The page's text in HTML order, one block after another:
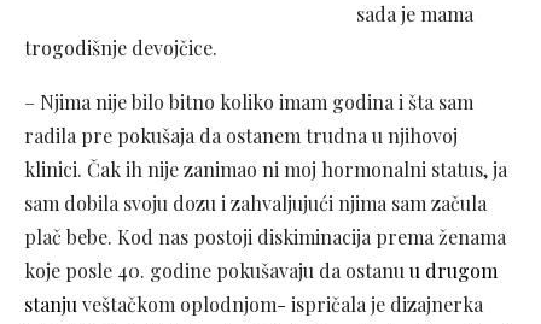
sada je mama
trogodišnje devojčice.
– Njima nije bilo bitno koliko imam godina i šta sam
radila pre pokušaja da ostanem trudna u njihovoj
klinici. Čak ih nije zanimao ni moj hormonalni status, ja
sam dobila svoju dozu i zahvaljujući njima sam začula
plač bebe. Kod nas postoji diskiminacija prema ženama
koje posle 40. godine pokušavaju da ostanuu drugom
stanjuveštačkom oplodnjom- ispričala je dizajnerka